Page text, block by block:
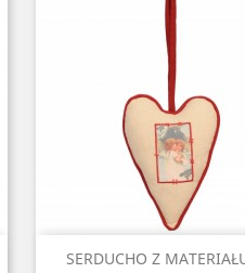
SERDUCHO Z
Szybki